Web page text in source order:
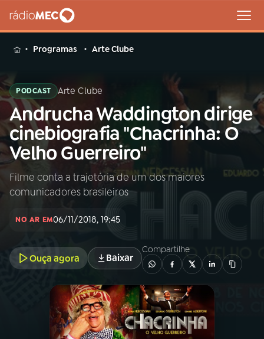
MENU
Buscar
na
Rádio
MEC
Buscar
Início AO VIVO
INÍCIO
A RÁDIO
PROGRAMAÇÃO
PROGRAMAS
Programas Arte Clube
PODCAST Arte Clube
Andrucha Waddington dirige
cinebiografia "Chacrinha: O
Velho Guerreiro"
Filme conta a trajetória de um dos maiores
comunicadores brasileiros
NO AR EM06/11/2018, 19:45
Ouça agora Baixar
Compartilhe